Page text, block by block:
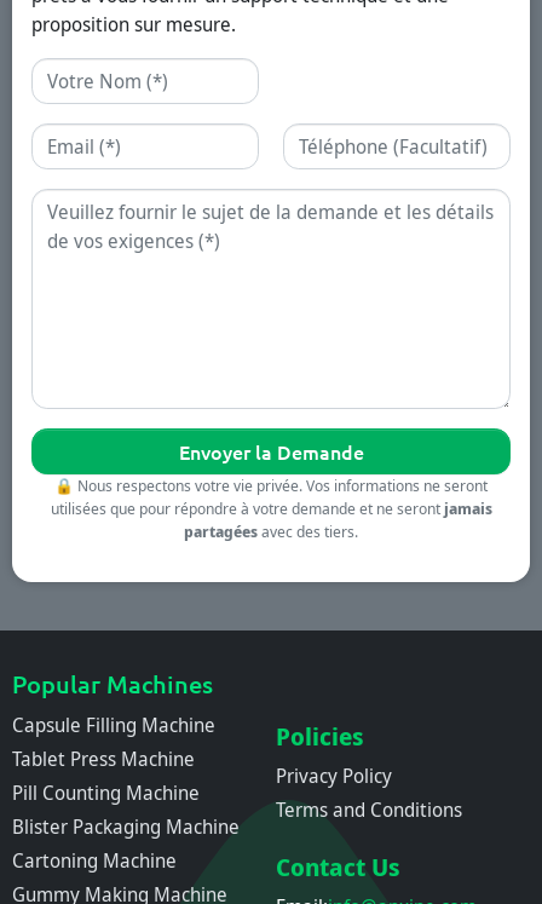
proposition sur mesure.
Nom
Email Téléphone
Demande
🔒 Nous respectons votre vie privée. Vos informations ne seront
utilisées que pour répondre à votre demande et ne seront jamais
partagéesavec des tiers.
Popular Machines
Capsule Filling Machine
Tablet Press Machine
Pill Counting Machine
Blister Packaging Machine
Cartoning Machine
Gummy Making Machine
Policies
Privacy Policy
Terms and Conditions
Contact Us